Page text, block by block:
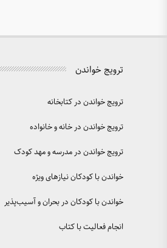
ترویج خواندن
ترویج خواندن در کتابخانه
ترویج خواندن در خانه و خانواده
ترویج خواندن در مدرسه و مهد کودک
خواندن با کودکان نیازهای ویژه
خواندن با کودکان در بحران و آسیب‌پذیر
انجام فعالیت با کتاب